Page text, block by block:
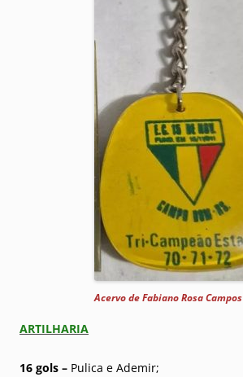
Acervo de Fabiano Rosa Campos
ARTILHARIA
16 gols – Pulica e Ademir;